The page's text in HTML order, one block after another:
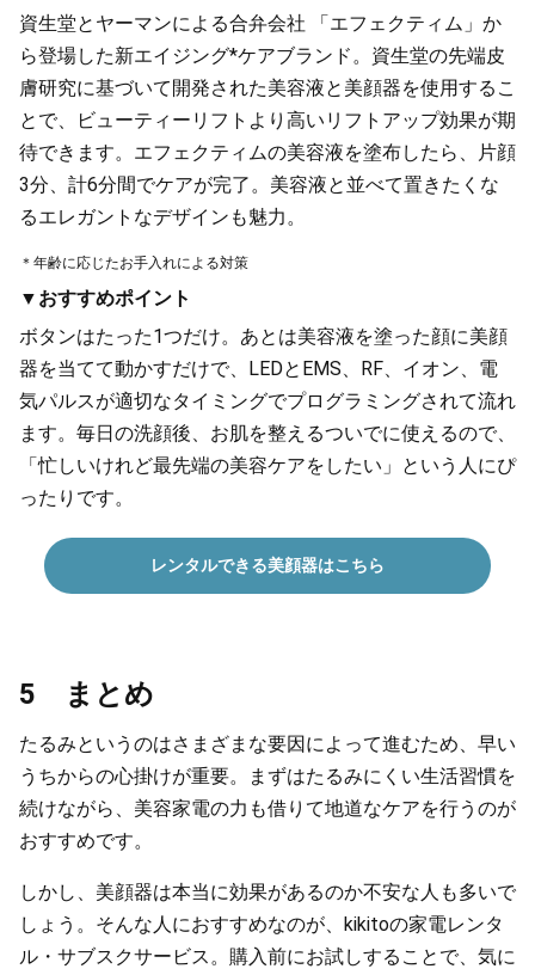
資生堂とヤーマンによる合弁会社 「エフェクティム」か
ら登場した新エイジング*ケアブランド。資生堂の先端皮
膚研究に基づいて開発された美容液と美顔器を使用するこ
とで、ビューティーリフトより高いリフトアップ効果が期
待できます。エフェクティムの美容液を塗布したら、片顔
3分、計6分間でケアが完了。美容液と並べて置きたくな
るエレガントなデザインも魅力。
＊年齢に応じたお手入れによる対策
▼おすすめポイント
ボタンはたった1つだけ。あとは美容液を塗った顔に美顔
器を当てて動かすだけで、LEDとEMS、RF、イオン、電
気パルスが適切なタイミングでプログラミングされて流れ
ます。毎日の洗顔後、お肌を整えるついでに使えるので、
「忙しいけれど最先端の美容ケアをしたい」という人にぴ
ったりです。
レンタルできる美顔器はこちら
5 まとめ
たるみというのはさまざまな要因によって進むため、早い
うちからの心掛けが重要。まずはたるみにくい生活習慣を
続けながら、美容家電の力も借りて地道なケアを行うのが
おすすめです。
しかし、美顔器は本当に効果があるのか不安な人も多いで
しょう。そんな人におすすめなのが、kikitoの家電レンタ
ル・サブスクサービス。購入前にお試しすることで、気に